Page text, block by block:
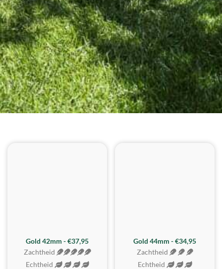
ZACHTSTE
Gold 42mm - €37,95
Zachtheid
Echtheid
Gold 44mm - €34,95
Zachtheid
Echtheid